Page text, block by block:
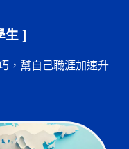
生 ]
，幫自己職涯加速升